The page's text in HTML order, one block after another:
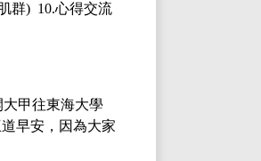
群) 10.心得交流
甲往東海大學
早安，因為大家